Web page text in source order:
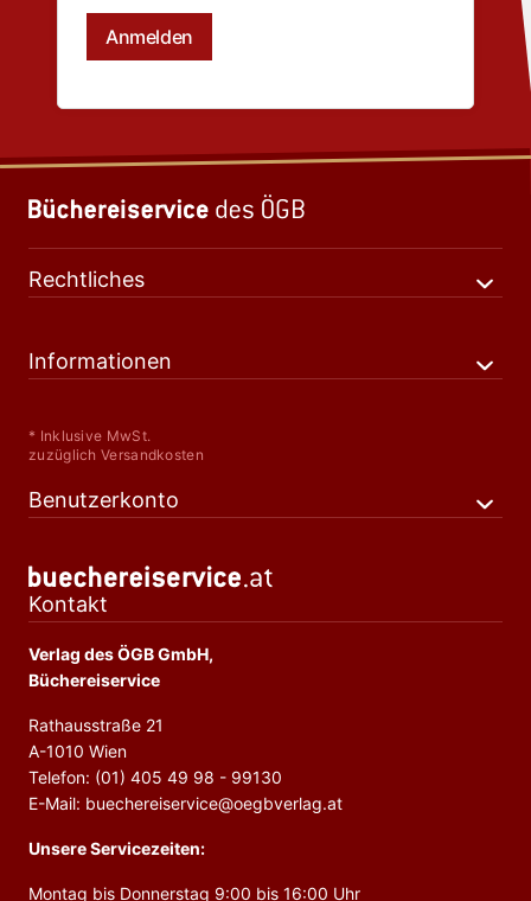
Rechtliches
Informationen
* Inklusive MwSt.
zuzüglich Versandkosten
Benutzerkonto
Kontakt
Verlag des ÖGB GmbH,
Büchereiservice
Rathausstraße 21
A-1010 Wien
Telefon: (01) 405 49 98 - 99130
E-Mail: buechereiservice@oegbverlag.at
Unsere Servicezeiten:
Montag bis Donnerstag 9:00 bis 16:00 Uhr